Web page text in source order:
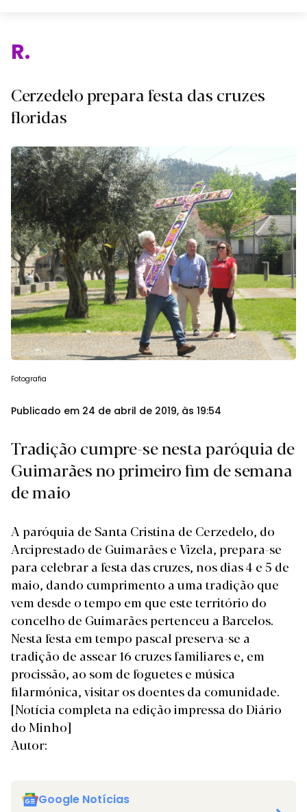
Relig
Cerzedelo prepara festa das cruzes
floridas
Fotografia
Publicado em 24 de abril de 2019, às 19:54
Tradição cumpre-se nesta paróquia de
Guimarães no primeiro fim de semana
de maio
A paróquia de Santa Cristina de Cerzedelo, do
Arciprestado de Guimarães e Vizela, prepara-se
para celebrar a festa das cruzes, nos dias 4 e 5 de
maio, dando cumprimento a uma tradição que
vem desde o tempo em que este território do
concelho de Guimarães pertenceu a Barcelos.
Nesta festa em tempo pascal preserva-se a
tradição de assear 16 cruzes familiares e, em
procissão, ao som de foguetes e música
filarmónica, visitar os doentes da comunidade.
[Notícia completa na edição impressa do Diário
do Minho]
Autor:
Google Notícias